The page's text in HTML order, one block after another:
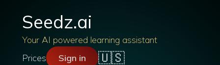
Seedz.ai
Your AI powered learning assistant
Prices
Sign in 🇺🇸